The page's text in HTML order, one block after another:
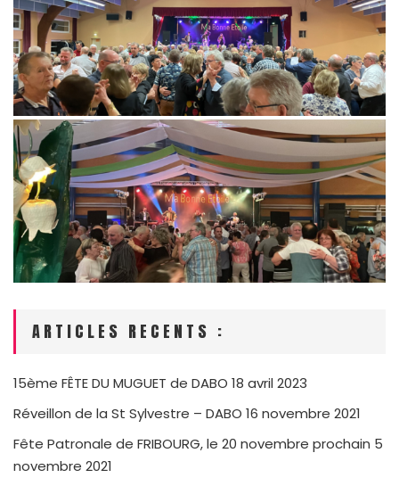
ARTICLES RECENTS :
15ème FÊTE DU MUGUET de DABO 18 avril 2023
Réveillon de la St Sylvestre – DABO 16 novembre 2021
Fête Patronale de FRIBOURG, le 20 novembre prochain 5
novembre 2021